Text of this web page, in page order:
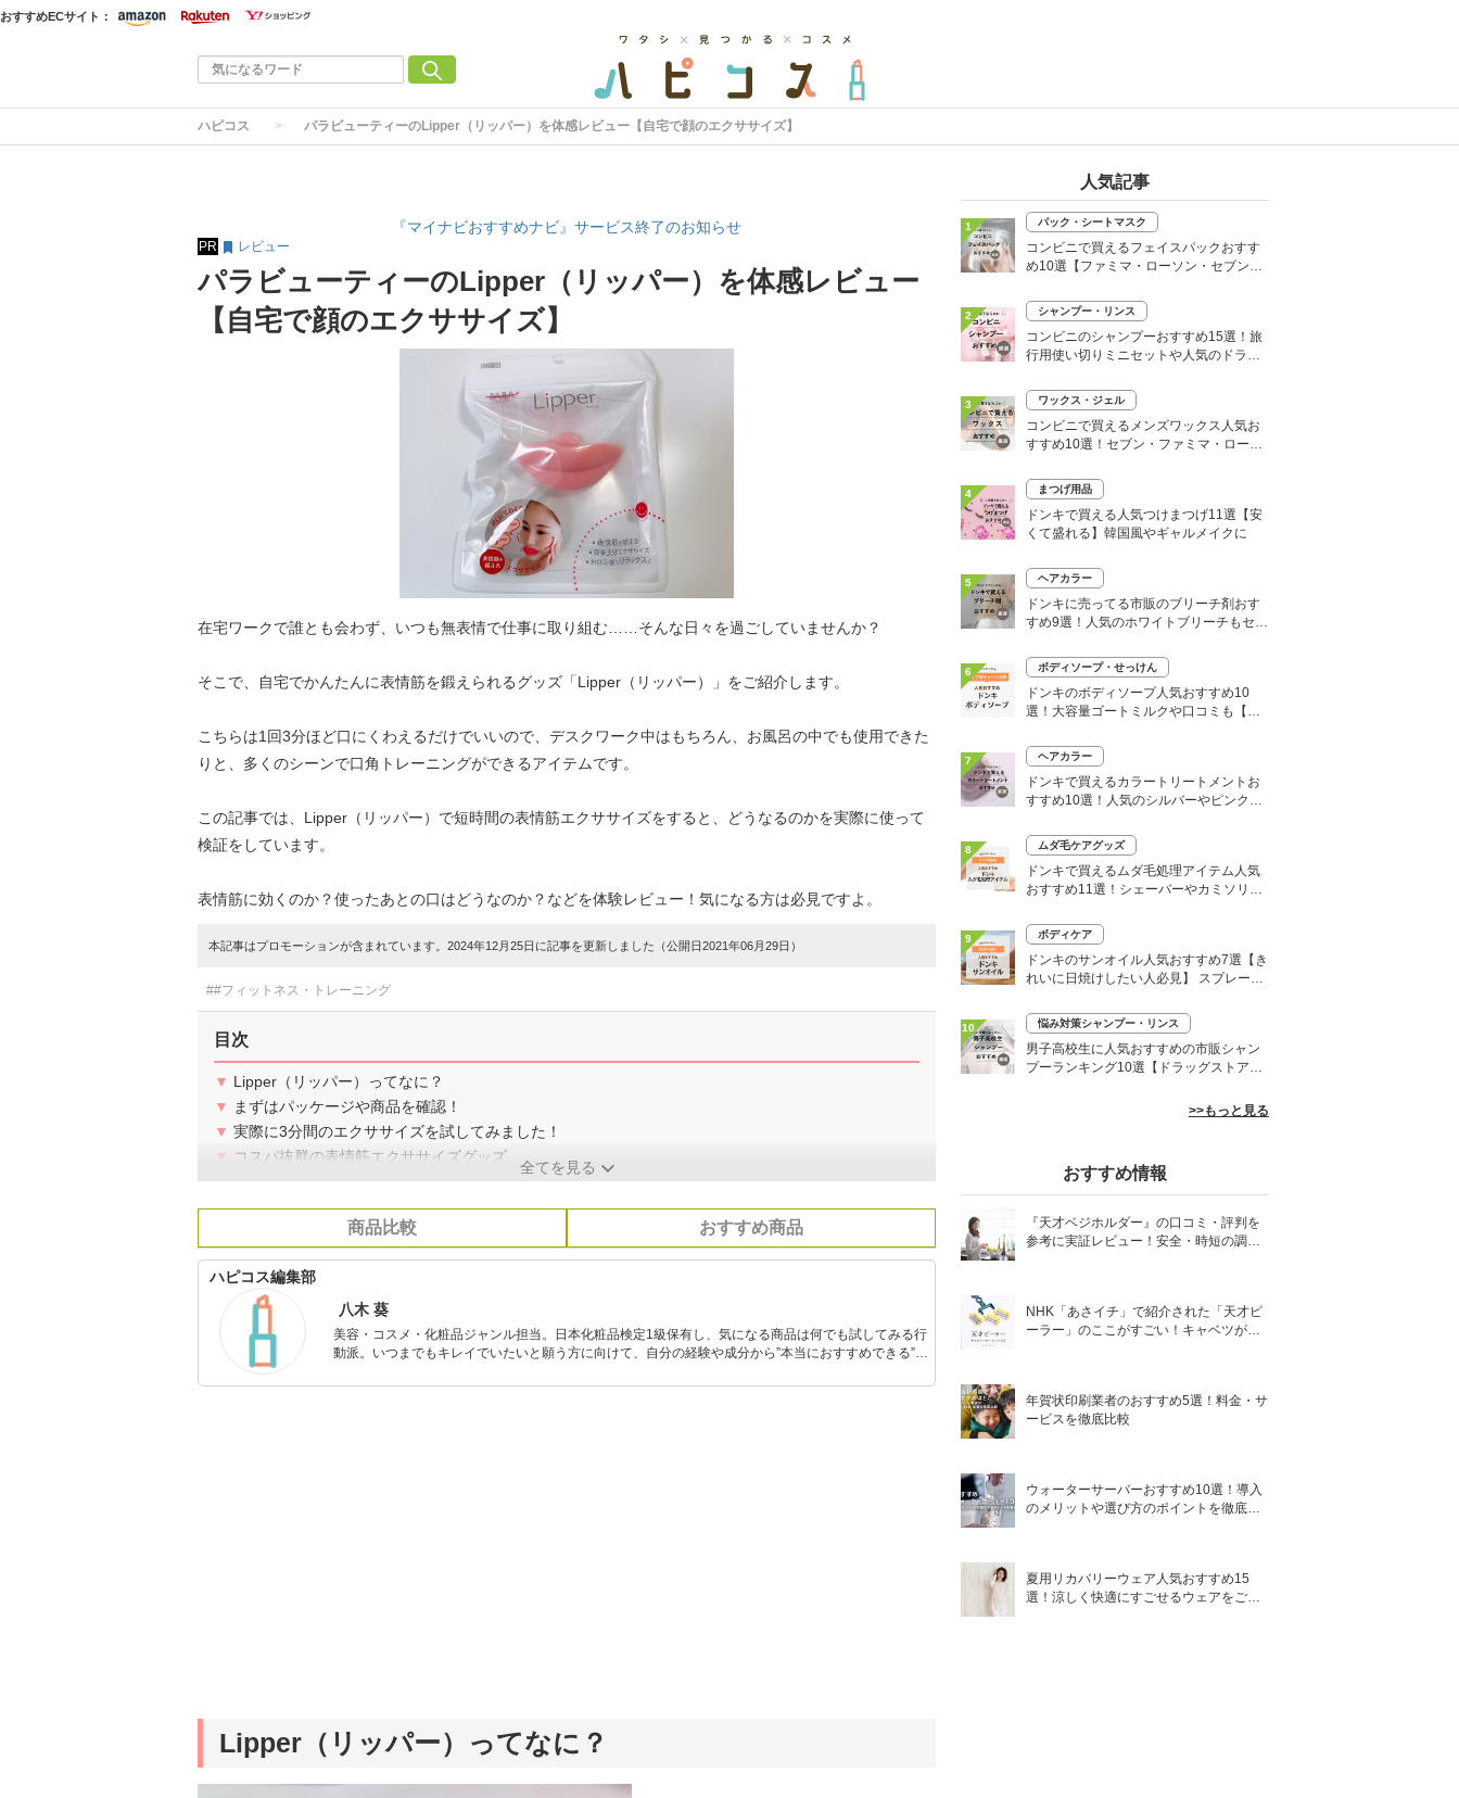
おすすめECサイト：
ハピコス パラビューティーのLipper（リッパー）を体感レビュー【自宅で顔のエクササイズ】
『マイナビおすすめナビ』サービス終了のお知らせ
PR レビュー
パラビューティーのLipper（リッパー）を体感レビュー
【自宅で顔のエクササイズ】
在宅ワークで誰とも会わず、いつも無表情で仕事に取り組む……そんな日々を過ごしていませんか？
そこで、自宅でかんたんに表情筋を鍛えられるグッズ「Lipper（リッパー）」をご紹介します。
こちらは1回3分ほど口にくわえるだけでいいので、デスクワーク中はもちろん、お風呂の中でも使用できた
りと、多くのシーンで口角トレーニングができるアイテムです。
この記事では、Lipper（リッパー）で短時間の表情筋エクササイズをすると、どうなるのかを実際に使って
検証をしています。
表情筋に効くのか？使ったあとの口はどうなのか？などを体験レビュー！気になる方は必見ですよ。
本記事はプロモーションが含まれています。2024年12月25日に記事を更新しました（公開日2021年06月29日）
##フィットネス・トレーニング
目次
▼ Lipper（リッパー）ってなに？
▼
まずはパッケージや商品を確認！
▼ 実際に3分間のエクササイズを試してみました！
▼ コスパ抜群の表情筋エクササイズグッズ
全てを見る
商品比較 おすすめ商品
ハピコス編集部
八木 葵
美容・コスメ・化粧品ジャンル担当。日本化粧品検定1級保有し、気になる商品は何でも試してみる行
動派。いつまでもキレイでいたいと願う方に向けて、自分の経験や成分から”本当におすすめできる”も
Lipper（リッパー）ってなに？
人気記事
1 パック・シートマスク
コンビニで買えるフェイスパックおすす
め10選【ファミマ・ローソン・セブン】
2 シャンプー・リンス
コンビニのシャンプーおすすめ15選！旅
行用使い切りミニセットや人気のドライ
3 ワックス・ジェル
コンビニで買えるメンズワックス人気お
すすめ10選！セブン・ファミマ・ローソ
4 まつげ用品
ドンキで買える人気つけまつげ11選【安
くて盛れる】韓国風やギャルメイクに
5 ヘアカラー
ドンキに売ってる市販のブリーチ剤おす
すめ9選！人気のホワイトブリーチもセル
6 ボディソープ・せっけん
ドンキのボディソープ人気おすすめ10
選！大容量ゴートミルクや口コミも【い
7 ヘアカラー
ドンキで買えるカラートリートメントお
すすめ10選！人気のシルバーやピンク、
8 ムダ毛ケアグッズ
ドンキで買えるムダ毛処理アイテム人気
おすすめ11選！シェーバーやカミソリな
9 ボディケア
ドンキのサンオイル人気おすすめ7選【き
れいに日焼けしたい人必見】 スプレーや
10 悩み対策シャンプー・リンス
男子高校生に人気おすすめの市販シャン
プーランキング10選【ドラッグストア】
>>もっと見る
おすすめ情報
『天才ベジホルダー』の口コミ・評判を
参考に実証レビュー！安全・時短の調理
NHK「あさイチ」で紹介された「天才ピ
ーラー」のここがすごい！キャベツがほ
年賀状印刷業者のおすすめ5選！料金・サ
ービスを徹底比較
ウォーターサーバーおすすめ10選！導入
のメリットや選び方のポイントを徹底解
夏用リカバリーウェア人気おすすめ15
選！涼しく快適にすごせるウェアをご紹